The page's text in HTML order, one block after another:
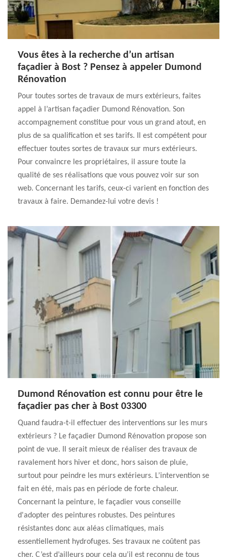
Vous êtes à la recherche d’un artisan
façadier à Bost ? Pensez à appeler Dumond
Rénovation
Pour toutes sortes de travaux de murs extérieurs, faites
appel à l’artisan façadier Dumond Rénovation. Son
accompagnement constitue pour vous un grand atout, en
plus de sa qualification et ses tarifs. Il est compétent pour
effectuer toutes sortes de travaux sur murs extérieurs.
Pour convaincre les propriétaires, il assure toute la
qualité de ses réalisations que vous pouvez voir sur son
web. Concernant les tarifs, ceux-ci varient en fonction des
travaux à faire. Demandez-lui votre devis !
Dumond Rénovation est connu pour être le
façadier pas cher à Bost 03300
Quand faudra-t-il effectuer des interventions sur les murs
extérieurs ? Le façadier Dumond Rénovation propose son
point de vue. Il serait mieux de réaliser des travaux de
ravalement hors hiver et donc, hors saison de pluie,
surtout pour peindre les murs extérieurs. L’intervention se
fait en été, mais pas en période de forte chaleur.
Concernant la peinture, le façadier vous conseille
d'adopter des peintures robustes. Des peintures
résistantes donc aux aléas climatiques, mais
essentiellement hydrofuges. Ses travaux ne coûtent pas
cher. C’est d’ailleurs pour cela qu’il est reconnu de tous